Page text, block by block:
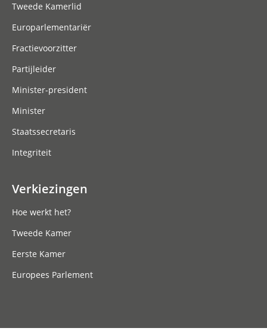
Tweede Kamerlid
Europarlementariër
Fractievoorzitter
Partijleider
Minister-president
Minister
Staatssecretaris
Integriteit
Verkiezingen
Hoe werkt het?
Tweede Kamer
Eerste Kamer
Europees Parlement